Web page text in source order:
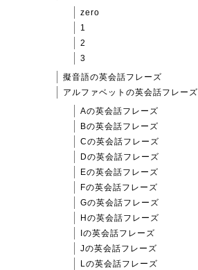
zero
1
2
3
擬音語の英会話フレーズ
アルファベットの英会話フレーズ
Aの英会話フレーズ
Bの英会話フレーズ
Cの英会話フレーズ
Dの英会話フレーズ
Eの英会話フレーズ
Fの英会話フレーズ
Gの英会話フレーズ
Hの英会話フレーズ
Iの英会話フレーズ
Jの英会話フレーズ
Lの英会話フレーズ